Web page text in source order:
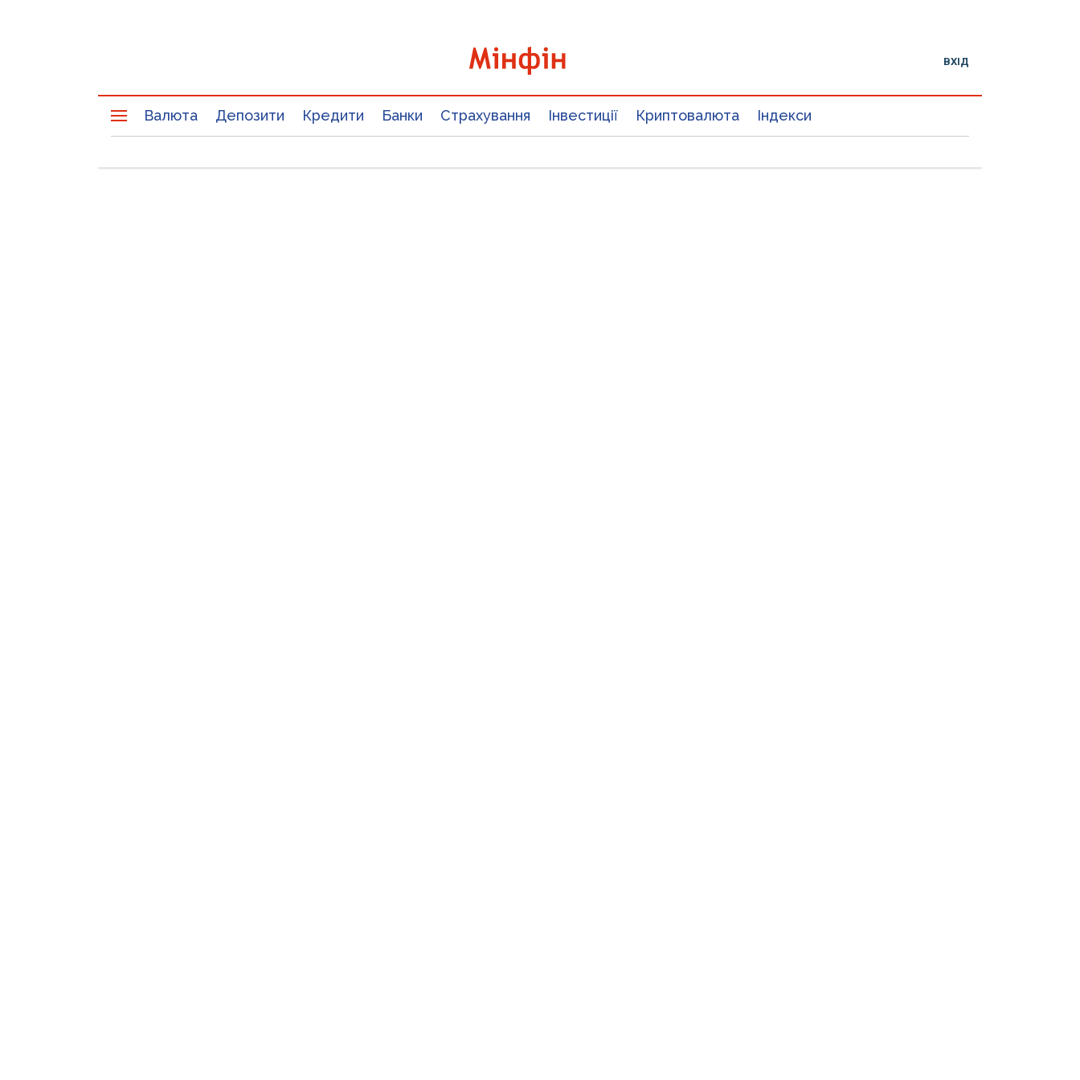
ВХІД
Валюта Депозити Кредити Банки Страхування Інвестиції Криптовалюта Індекси